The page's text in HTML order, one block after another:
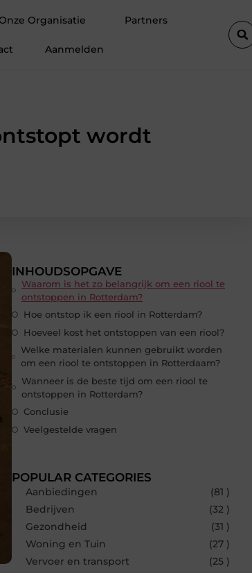
Onze Organisatie Partners
Aanmelden
wordt
INHOUDSOPGAVE
Waarom is het zo belangrijk om een riool te
ontstoppen in Rotterdam?
Hoe ontstop ik een riool in Rotterdam?
Hoeveel kost het ontstoppen van een riool?
Welke materialen kunnen gebruikt worden
om een riool te ontstoppen in Rotterdaam?
Wanneer is de beste tijd om een riool te
ontstoppen in Rotterdam?
Conclusie
Veelgestelde vragen
POPULAR CATEGORIES
Aanbiedingen
(81 )
Bedrijven
(32 )
Gezondheid
(31 )
Woning en Tuin
(27 )
Vervoer en transport
(25 )